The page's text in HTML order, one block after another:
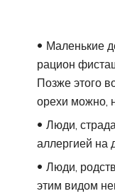
Маленькие
рацион
Позже этого
орехи можно,
Люди,
аллергией на
Люди,
этим видом